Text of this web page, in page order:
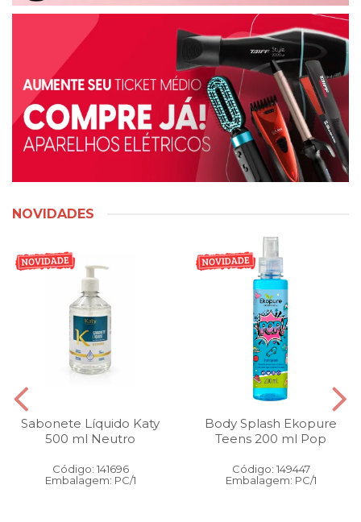
NOVIDADES
Sabonete Líquido Katy
500 ml Neutro
Código: 141696
Embalagem: PC/1
Body Splash Ekopure
Teens 200 ml Pop
Código: 149447
Embalagem: PC/1